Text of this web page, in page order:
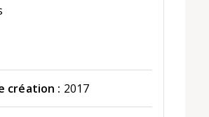
création : 2017